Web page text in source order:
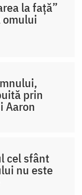
la față”
prin
Aaron
cel sfânt
nu este